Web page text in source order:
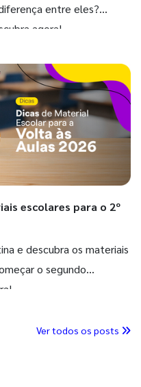
entre eles?
agora!
escolares para o 2º
e descubra os materiais
o segundo
Ver todos os posts